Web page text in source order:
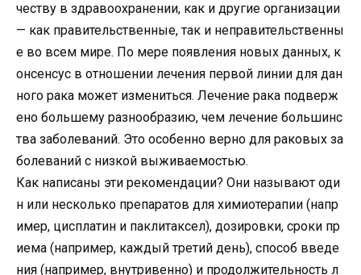
честву в здравоохранении, как и другие организации
— как правительственные, так и неправительственны
е во всем мире. По мере появления новых данных, к
онсенсус в отношении лечения первой линии для дан
ного рака может измениться. Лечение рака подверж
ено большему разнообразию, чем лечение большинс
тва заболеваний. Это особенно верно для раковых за
болеваний с низкой выживаемостью.
Как написаны эти рекомендации? Они называют оди
н или несколько препаратов для химиотерапии (напр
имер, цисплатин и паклитаксел), дозировки, сроки пр
иема (например, каждый третий день), способ введе
ния (например, внутривенно) и продолжительность л